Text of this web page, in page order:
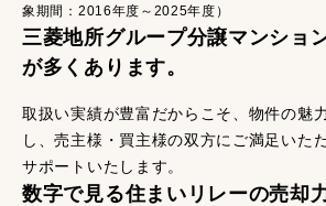
三菱地所グループ分譲マンショ
が多くあります。
取扱い実績が豊富だからこそ、物件の魅
し、売主様・買主様の双方にご満足いた
サポートいたします。
象期間：2016年度～2025年度）
数字で見る住まいリレーの売却